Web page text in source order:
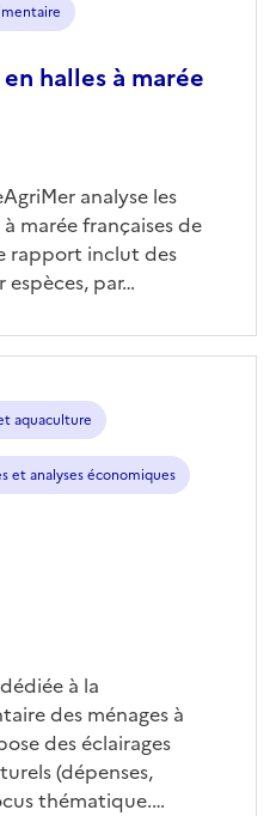
halles à marée
analyse les
marée françaises de
rapport inclut des
par…
aquaculture
et analyses économiques
à la
des ménages à
des éclairages
(dépenses,
thématique.…